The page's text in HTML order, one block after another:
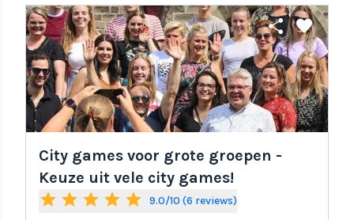
share favorite
City games voor grote groepen -
Keuze uit vele city games!
star star star star star 9.0/10 (6 reviews)